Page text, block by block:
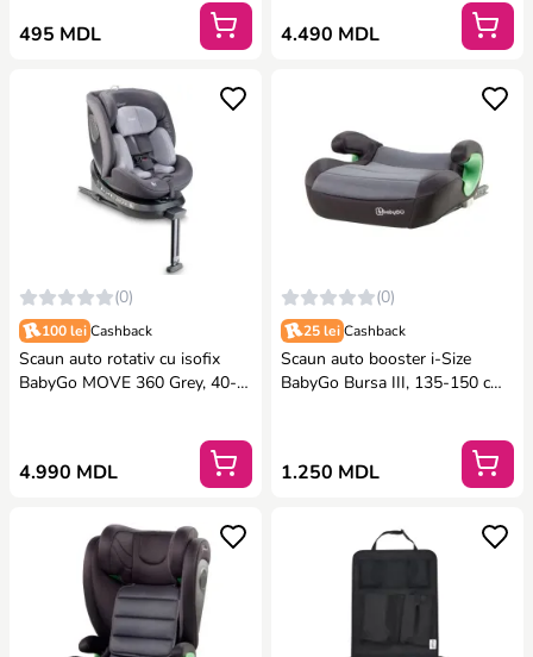
495 MDL 4.490 MDL
(0)
100 lei Cashback
Scaun auto rotativ cu isofix
BabyGo MOVE 360 Grey, 40-
4.990 MDL
(0)
25 lei Cashback
Scaun auto booster i-Size
BabyGo Bursa III, 135-150 cm,
1.250 MDL